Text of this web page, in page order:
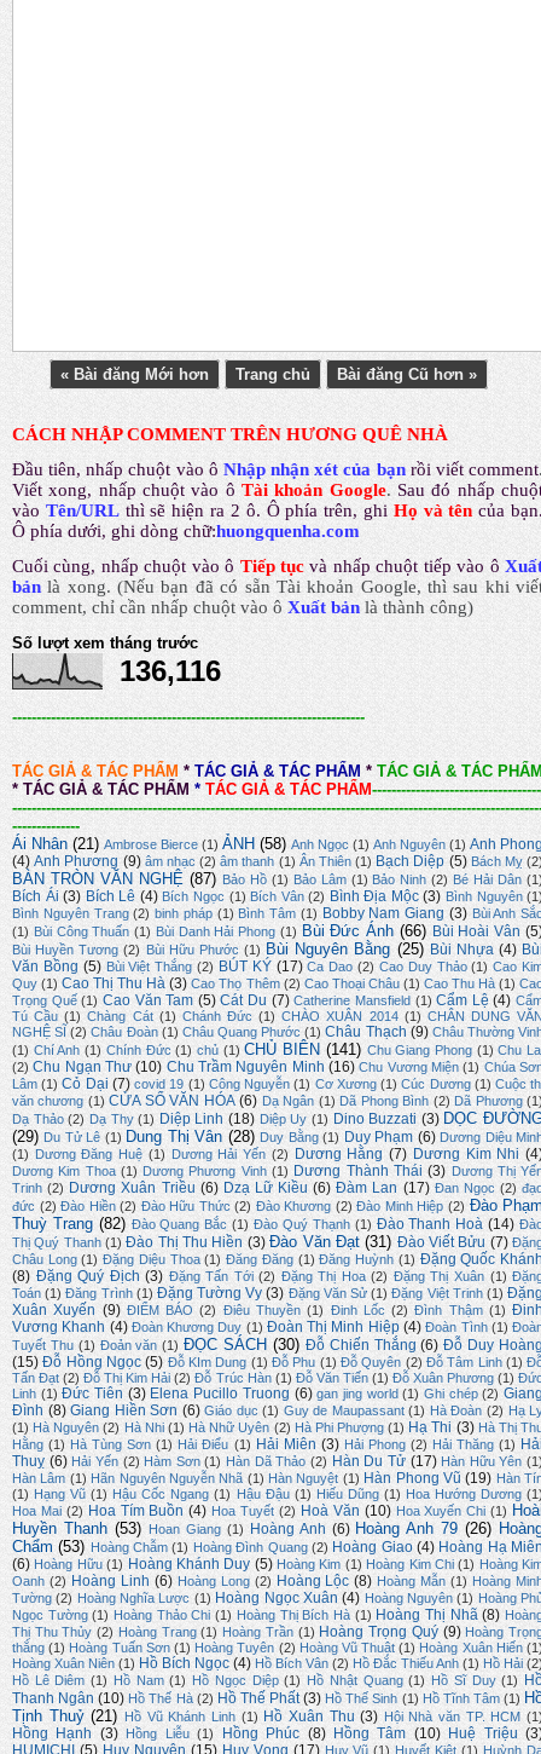
« Bài đăng Mới hơn Trang chủ Bài đăng Cũ hơn »
CÁCH NHẬP COMMENT TRÊN HƯƠNG QUÊ NHÀ
Đầu tiên, nhấp chuột vào ô Nhập nhận xét của bạn rồi viết comment
Viết xong, nhấp chuột vào ô Tài khoản Google. Sau đó nhấp
vào Tên/URL thì sẽ hiện ra 2 ô. Ô phía trên, ghiHọ và tên của
Ô phía dưới, ghi dòng chữ:huongquenha.com
Cuối cùng, nhấp chuột vào ô Tiếp tục và nhấp chuột tiếp vào ô
bản là xong.(Nếu bạn đã có sẵn Tài khoản Google, thì sau khi
comment, chỉ cần nhấp chuột vào ô Xuất bản là thành công)
Số lượt xem tháng trước
136,116
-------------------------------------------------------------------------
TÁC GIẢ & TÁC PHẨM * TÁC GIẢ & TÁC PHẨM * TÁC GIẢ & TÁC
* TÁC GIẢ & TÁC PHẨM * TÁC GIẢ & TÁC PHẨM-----------------------------------
--------------
Ái Nhân (21) Ambrose Bierce (1) ẢNH (58) Anh Ngọc (1) Anh Nguyên (1) Anh
(4) Anh Phương (9) âm nhạc (2) âm thanh (1) Ân Thiên (1) Bạch Diệp (5) Bách Mỵ
BÀN TRÒN VĂN NGHỆ (87) Bảo Hồ (1) Bảo Lâm (1) Bảo Ninh (2) Bé Hải Dân
Bích Ái (3) Bích Lê (4) Bích Ngọc (1) Bích Vân (2) Bình Địa Mộc (3) Bình Nguyên
Bình Nguyên Trang (2) binh pháp (1) Bình Tâm (1) Bobby Nam Giang (3) Bùi Anh
(1) Bùi Công Thuấn (1) Bùi Danh Hải Phong (1) Bùi Đức Ánh (66) Bùi Hoài Vân
Bùi Huyền Tương (2) Bùi Hữu Phước (1) Bùi Nguyên Bằng (25) Bùi Nhựa (4)
Văn Bồng (5) Bùi Việt Thắng (2) BÚT KÝ (17) Ca Dao (2) Cao Duy Thảo (1) Cao
Quy (1) Cao Thị Thu Hà (3) Cao Thọ Thêm (2) Cao Thoại Châu (1) Cao Thu Hà (1)
Trọng Quế (1) Cao Văn Tam (5) Cát Du (7) Catherine Mansfield (1) Cẩm Lệ (4)
Tú Cầu (1) Chàng Cát (1) Chánh Đức (1) CHÀO XUÂN 2014 (1) CHÂN DUNG
NGHỆ SĨ (2) Châu Đoàn (1) Châu Quang Phước (1) Châu Thạch (9) Châu Thường
(1) Chí Anh (1) Chính Đức (1) chủ (1) CHỦ BIÊN (141) Chu Giang Phong (1) Chu
(2) Chu Ngạn Thư (10) Chu Trầm Nguyên Minh (16) Chu Vương Miện (1) Chúa
Lâm (1) Cỏ Dại (7) covid 19 (1) Công Nguyễn (1) Cơ Xương (1) Cúc Dương (1) Cuộc
văn chương (1) CỬA SỔ VĂN HÓA (6) Dạ Ngân (1) Dã Phong Bình (2) Dã Phương
Dạ Thảo (2) Dạ Thy (1) Diệp Linh (18) Diệp Uy (1) Dino Buzzati (3) DỌC
(29) Du Tử Lê (1) Dung Thị Vân (28) Duy Bằng (1) Duy Phạm (6) Dương Diệu
(1)
Dương Đăng Huệ (1) Dương Hải Yến (2) Dương Hằng (7) Dương Kim Nhi
Dương Kim Thoa (1) Dương Phương Vinh (1) Dương Thành Thái (3) Dương Thị
Trinh (2) Dương Xuân Triều (6) Dzạ Lữ Kiều (6) Đàm Lan (17) Đan Ngọc (2)
đức (2) Đào Hiền (2) Đào Hữu Thức (2) Đào Khương (2) Đào Minh Hiệp (2) Đào
Thuỳ Trang (82) Đào Quang Bắc (1) Đào Quý Thạnh (1) Đào Thanh Hoà (14)
Thị Quý Thanh (1) Đào Thị Thu Hiền (3) Đào Văn Đạt (31) Đào Viết Bửu (7)
Châu Long (1) Đặng Diệu Thoa (1) Đăng Đăng (1) Đăng Huỳnh (1) Đặng Quốc
(8) Đặng Quý Địch (3) Đặng Tấn Tới (2) Đặng Thị Hoa (2) Đặng Thị Xuân (1)
Toán (1) Đăng Trình (1) Đặng Tường Vy (3) Đặng Văn Sử (1) Đặng Việt Trinh (1)
Xuân Xuyến (9) ĐIỂM BÁO (2) Điêu Thuyền (1) Đinh Lốc (2) Đình Thậm (1)
Vương Khanh (4) Đoàn Khương Duy (1) Đoàn Thị Minh Hiệp (4) Đoàn Tình (1)
Tuyết Thu (1) Đoản văn (1) ĐỌC SÁCH (30) Đỗ Chiến Thắng (6) Đỗ Duy
(15) Đỗ Hồng Ngọc (5) Đỗ KIm Dung (1) Đỗ Phu (1) Đỗ Quyên (2) Đỗ Tâm Linh (1)
Tấn Đạt (2) Đỗ Thị Kim Hải (2) Đỗ Trúc Hàn (1) Đỗ Văn Tiến (1) Đỗ Xuân Phương (1)
Linh (1) Đức Tiên (3) Elena Pucillo Truong (6) gan jing world (1) Ghi chép (2)
Đình (8) Giang Hiền Sơn (6) Giáo dục (1) Guy de Maupassant (1) Hà Đoàn (2) Hạ
(1) Hà Nguyên (2) Hà Nhi (1) Hà Nhữ Uyên (2) Hà Phi Phượng (1) Hạ Thi (3) Hà Thị
Hằng (1) Hà Tùng Sơn (1) Hải Điểu (1) Hải Miên (3) Hải Phong (2) Hải Thăng (1)
Thuỵ (6) Hải Yến (2) Hàm Sơn (1) Hàn Dã Thảo (2) Hàn Du Tử (17) Hàn Hữu Yên
Hàn Lâm (1) Hãn Nguyên Nguyễn Nhã (1) Hàn Nguyệt (1) Hàn Phong Vũ (19) Hàn
(1) Hạng Vũ (1) Hậu Cốc Ngang (1) Hậu Đậu (1) Hiếu Dũng (1) Hoa Hướng Dương
Hoa Mai (2) Hoa Tím Buồn (4) Hoa Tuyết (2) Hoà Văn (10) Hoa Xuyến Chi (1)
Huyền Thanh (53) Hoan Giang (1) Hoàng Anh (6) Hoàng Anh 79 (26)
Chẩm (53) Hoàng Chẫm (1) Hoàng Đình Quang (2) Hoàng Giao (4) Hoàng Hạ
(6) Hoàng Hữu (1) Hoàng Khánh Duy (5) Hoàng Kim (1) Hoàng Kim Chi (1) Hoàng
Oanh (2) Hoàng Linh (6) Hoàng Long (2) Hoàng Lộc (8) Hoàng Mẫn (1) Hoàng
Tường (2) Hoàng Nghĩa Lược (1) Hoàng Ngọc Xuân (4) Hoàng Nguyên (1) Hoàng
Ngọc Tường (1) Hoàng Thảo Chi (1) Hoàng Thị Bích Hà (1) Hoàng Thị Nhã (8)
Thị Thu Thủy (2) Hoàng Trang (1) Hoàng Trần (1) Hoàng Trọng Quý (9) Hoàng
thắng (1) Hoàng Tuấn Sơn (1) Hoàng Tuyên (2) Hoàng Vũ Thuật (1) Hoàng Xuân Hiến
Hoàng Xuân Niên (1) Hồ Bích Ngọc (4) Hồ Bích Vân (2) Hồ Đắc Thiếu Anh (1) Hồ Hải
Hồ Lê Diêm (1) Hồ Nam (1) Hồ Ngọc Diệp (1) Hồ Nhật Quang (1) Hồ Sĩ Duy (1)
Thanh Ngân (10) Hồ Thế Hà (2) Hồ Thế Phất (3) Hồ Thế Sinh (1) Hồ Tĩnh Tâm (1)
Tịnh Thuỷ (21) Hồ Vũ Khánh Linh (1) Hồ Xuân Thu (3) Hội Nhà văn TP. HCM
Hồng Hạnh (3) Hồng Liễu (1) Hồng Phúc (8) Hồng Tâm (10) Huệ Triệu
Huy Vũ (1) Huyết Kiệt (1) Huỳnh